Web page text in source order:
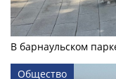
В барнаульском
Общество